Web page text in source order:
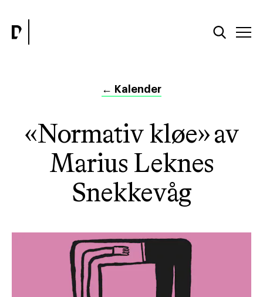
← Kalender
«Normativ kløe» av
Marius Leknes
Snekkevåg